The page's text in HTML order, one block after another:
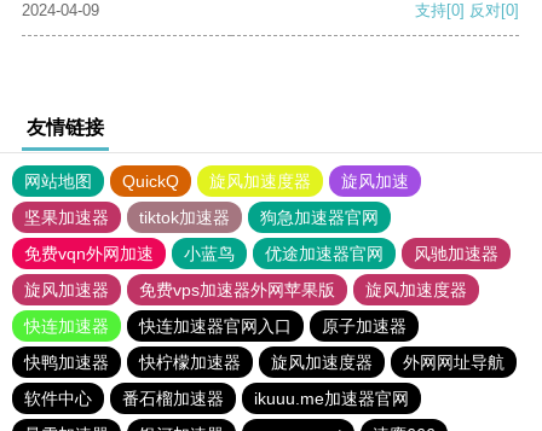
2024-04-09 支持[0] 反对[0]
友情链接
网站地图 QuickQ 旋风加速度器
旋风加速
坚果加速器
tiktok加速器
狗急加速器官网
免费vqn外网加速
小蓝鸟 优途加速器官网
风驰加速器
旋风加速器
免费vps加速器外网苹果版
旋风加速度器
快连加速器
快连加速器官网入口
原子加速器
快鸭加速器
快柠檬加速器 旋风加速度器
外网网址导航
软件中心
番石榴加速器
ikuuu.me加速器官网